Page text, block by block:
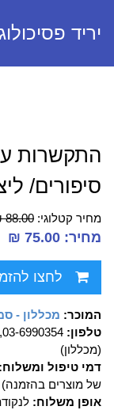
יריד
התקשרות
סיפורים/
מחיר קטלוגי: 88.00 ₪
מחיר: 75.00 ₪
לחצו
המוכר: מכללון -
טלפון:
(מכללון)
דמי טיפול ומשלוח:
של מוצרים בהזמנה)
אופן משלוח: